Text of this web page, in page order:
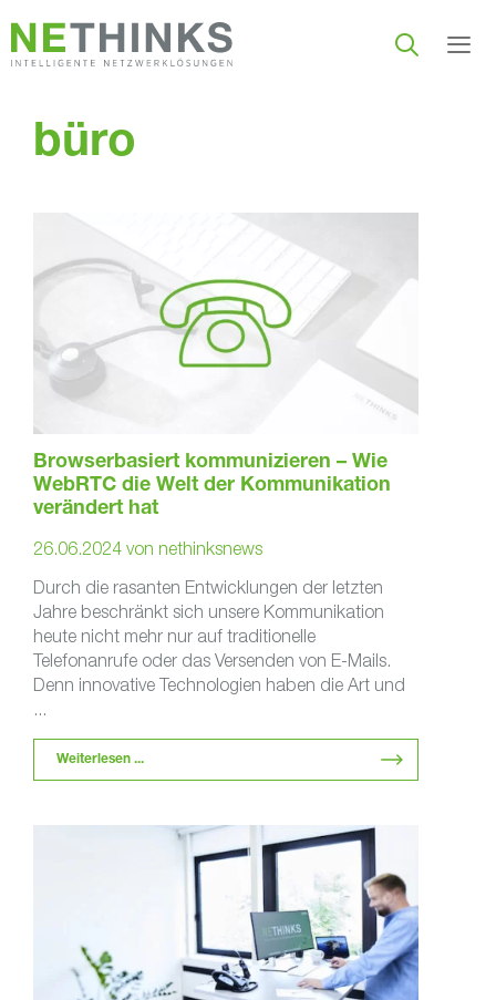
Inhalt
springen
büro
Browserbasiert kommunizieren – Wie
WebRTC die Welt der Kommunikation
verändert hat
26.06.2024 von nethinksnews
Durch die rasanten Entwicklungen der letzten
Jahre beschränkt sich unsere Kommunikation
heute nicht mehr nur auf traditionelle
Telefonanrufe oder das Versenden von E-Mails.
Denn innovative Technologien haben die Art und
...
Weiterlesen ...